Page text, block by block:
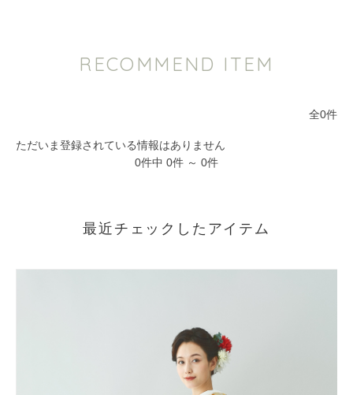
RECOMMEND ITEM
全0件
ただいま登録されている情報はありません
0件中 0件 ～ 0件
最近チェックしたアイテム